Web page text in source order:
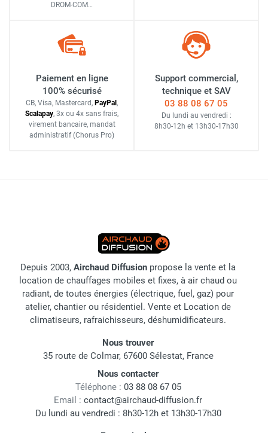
DROM-COM…
Paiement en ligne
100% sécurisé
CB, Visa, Mastercard, PayPal ,
Scalapay, 3x ou 4x sans frais,
virement bancaire, mandat
administratif (Chorus Pro)
Support commercial,
technique et SAV
03 88 08 67 05
Du lundi au vendredi :
8h30-12h et 13h30-17h30
Depuis 2003, Airchaud Diffusion propose la vente et la
location de chauffages mobiles et fixes, à air chaud ou
radiant, de toutes énergies (électrique, fuel, gaz) pour
atelier, chantier ou résidentiel. Vente et Location de
climatiseurs, rafraichisseurs, déshumidificateurs.
Nous trouver
35 route de Colmar, 67600 Sélestat, France
Nous contacter
Téléphone : 03 88 08 67 05
Email : contact@airchaud-diffusion.fr
Du lundi au vendredi : 8h30-12h et 13h30-17h30